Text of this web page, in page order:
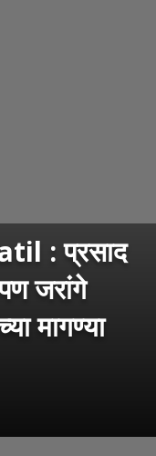
: प्रसाद
जरांगे
मागण्या